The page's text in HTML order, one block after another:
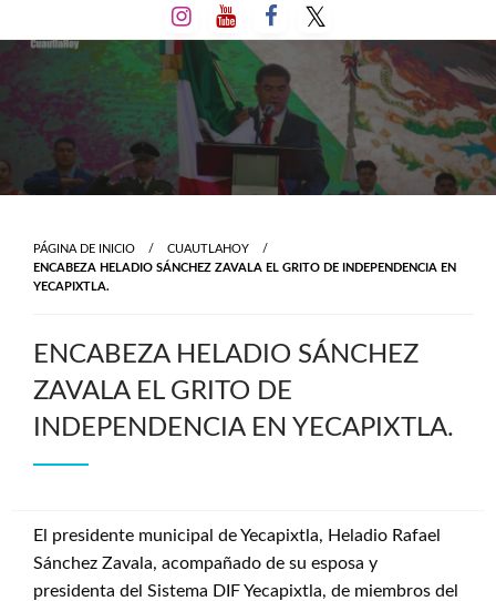
al
contenido
PÁGINA DE INICIO
CUAUTLAHOY
ENCABEZA HELADIO SÁNCHEZ ZAVALA EL GRITO DE INDEPENDENCIA EN
YECAPIXTLA.
ENCABEZA HELADIO SÁNCHEZ
ZAVALA EL GRITO DE
INDEPENDENCIA EN YECAPIXTLA.
El presidente municipal de Yecapixtla, Heladio Rafael
Sánchez Zavala, acompañado de su esposa y
presidenta del Sistema DIF Yecapixtla, de miembros del